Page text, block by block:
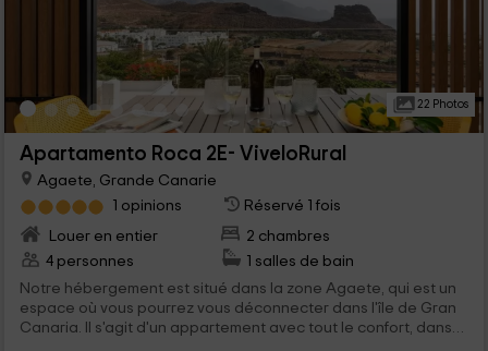
22 Photos
Apartamento Roca 2E- ViveloRural
Agaete, Grande Canarie
1 opinions
Réservé 1 fois
Louer en entier
2 chambres
4 personnes
1 salles de bain
Notre hébergement est situé dans la zone Agaete, qui est un
espace où vous pourrez vous déconnecter dans l'île de Gran
Canaria. Il s'agit d'un appartement avec tout le confort, dans